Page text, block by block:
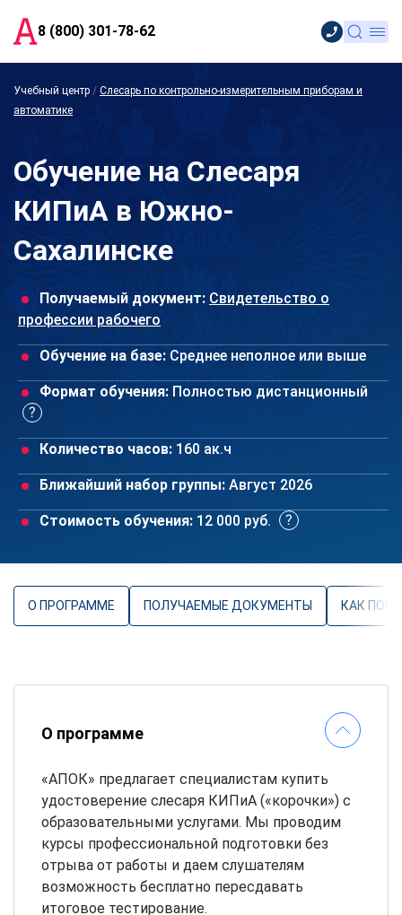
8 (800) 301-78-62
Учебный центр / Слесарь по контрольно-измерительным приборам и
автоматике
Обучение на Слесаря
КИПиА в Южно-
Сахалинске
Получаемый документ: Свидетельство о
профессии рабочего
Обучение на базе: Среднее неполное или выше
Формат обучения: Полностью дистанционный
Количество часов: 160 ак.ч
Ближайший набор группы: Август 2026
Стоимость обучения: 12 000 руб.
О ПРОГРАММЕ ПОЛУЧАЕМЫЕ ДОКУМЕНТЫ КАК
О программе
«АПОК» предлагает специалистам купить
удостоверение слесаря КИПиА («корочки») с
образовательными услугами. Мы проводим
курсы профессиональной подготовки без
отрыва от работы и даем слушателям
возможность бесплатно пересдавать
итоговое тестирование.